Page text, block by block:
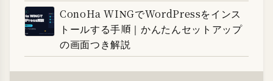
ConoHa WINGでWordPressをインス
トールする手順｜かんたんセットアップ
の画面つき解説